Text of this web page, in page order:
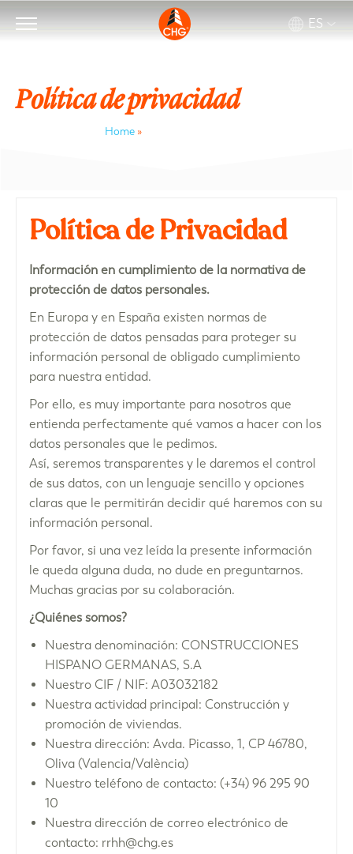
ES
Política de privacidad
Home »
Política de Privacidad
Información en cumplimiento de la normativa de
protección de datos personales.
En Europa y en España existen normas de
protección de datos pensadas para proteger su
información personal de obligado cumplimiento
para nuestra entidad.
Por ello, es muy importante para nosotros que
entienda perfectamente qué vamos a hacer con los
datos personales que le pedimos.
Así, seremos transparentes y le daremos el control
de sus datos, con un lenguaje sencillo y opciones
claras que le permitirán decidir qué haremos con su
información personal.
Por favor, si una vez leída la presente información
le queda alguna duda, no dude en preguntarnos.
Muchas gracias por su colaboración.
¿Quiénes somos?
Nuestra denominación: CONSTRUCCIONES
HISPANO GERMANAS, S.A
Nuestro CIF / NIF: A03032182
Nuestra actividad principal: Construcción y
promoción de viviendas.
Nuestra dirección: Avda. Picasso, 1, CP 46780,
Oliva (Valencia/València)
Nuestro teléfono de contacto: (+34) 96 295 90
10
Nuestra dirección de correo electrónico de
contacto: rrhh@chg.es